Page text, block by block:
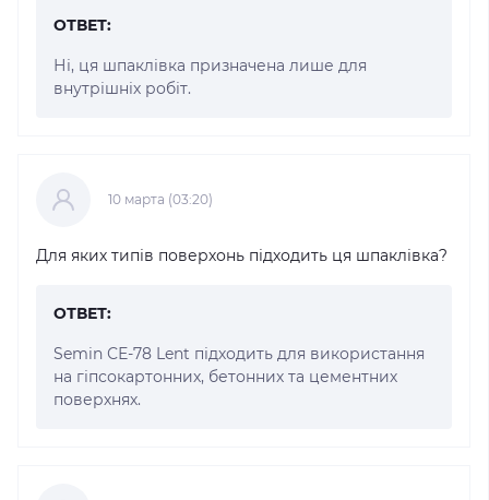
ОТВЕТ:
Ні, ця шпаклівка призначена лише для
внутрішніх робіт.
10 марта (03:20)
Для яких типів поверхонь підходить ця шпаклівка?
ОТВЕТ:
Semin СЕ-78 Lent підходить для використання
на гіпсокартонних, бетонних та цементних
поверхнях.